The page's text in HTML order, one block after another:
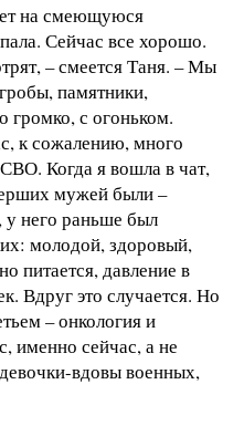
на смеющуюся
Сейчас все хорошо.
– смеется Таня. – Мы
памятники,
громко, с огоньком.
к сожалению, много
Когда я вошла в чат,
мужей были –
него раньше был
молодой, здоровый,
питается, давление в
Вдруг это случается. Но
– онкология и
именно сейчас, а не
вдовы военных,